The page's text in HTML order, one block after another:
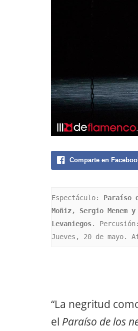
Comparte en
Espectáculo: Paraíso
Moñiz, Sergio Menem
Levaniegos. Percusión:
Jueves, 20 de mayo.
“La negritud
el Paraíso de los